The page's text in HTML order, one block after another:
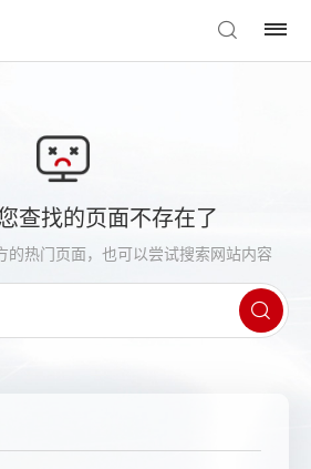
查找的页面不存在了
的热门页面，也可以尝试搜索网站内容